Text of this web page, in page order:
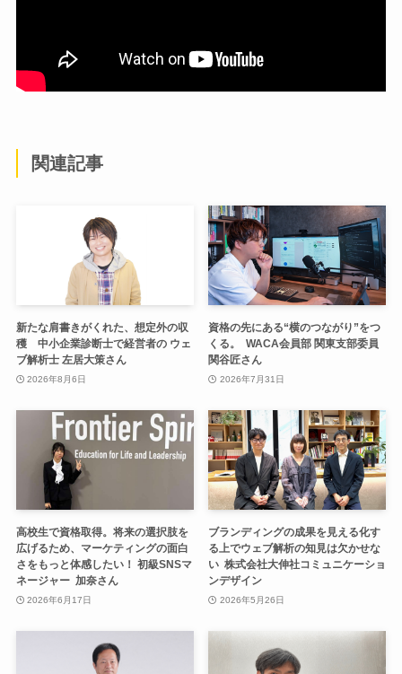
関連記事
新たな肩書きがくれた、想定外の収
穫 中小企業診断士で経営者の ウェ
ブ解析士 左居大策さん
2026年8月6日
資格の先にある“横のつながり”をつ
くる。 WACA会員部 関東支部委員
関谷匠さん
2026年7月31日
高校生で資格取得。将来の選択肢を
広げるため、マーケティングの面白
さをもっと体感したい！ 初級SNSマ
ネージャー 加奈さん
2026年6月17日
ブランディングの成果を見える化す
る上でウェブ解析の知見は欠かせな
い 株式会社大伸社コミュニケーショ
ンデザイン
2026年5月26日